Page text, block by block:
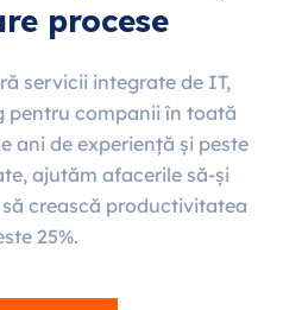
procese
servicii integrate de IT,
pentru companii în toată
ani de experiență și peste
ajutăm afacerile să-și
crească productivitatea
25%.